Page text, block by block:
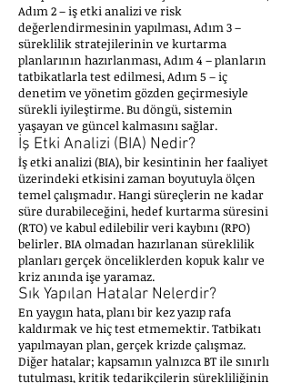
Adım 2 – iş etki analizi ve risk
değerlendirmesinin yapılması, Adım 3 –
süreklilik stratejilerinin ve kurtarma
planlarının hazırlanması, Adım 4 – planların
tatbikatlarla test edilmesi, Adım 5 – iç
denetim ve yönetim gözden geçirmesiyle
sürekli iyileştirme. Bu döngü, sistemin
yaşayan ve güncel kalmasını sağlar.
İş Etki Analizi (BIA) Nedir?
İş etki analizi (BIA), bir kesintinin her faaliyet
üzerindeki etkisini zaman boyutuyla ölçen
temel çalışmadır. Hangi süreçlerin ne kadar
süre durabileceğini, hedef kurtarma süresini
(RTO) ve kabul edilebilir veri kaybını (RPO)
belirler. BIA olmadan hazırlanan süreklilik
planları gerçek önceliklerden kopuk kalır ve
kriz anında işe yaramaz.
Sık Yapılan Hatalar Nelerdir?
En yaygın hata, planı bir kez yazıp rafa
kaldırmak ve hiç test etmemektir. Tatbikatı
yapılmayan plan, gerçek krizde çalışmaz.
Diğer hatalar; kapsamın yalnızca BT ile sınırlı
tutulması, kritik tedarikçilerin sürekliliğinin